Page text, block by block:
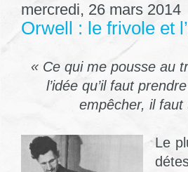
mercredi, 26 mars 2014
Orwell : le frivole et
« Ce qui me pousse au
l’idée qu’il faut
empêcher, il faut
Le